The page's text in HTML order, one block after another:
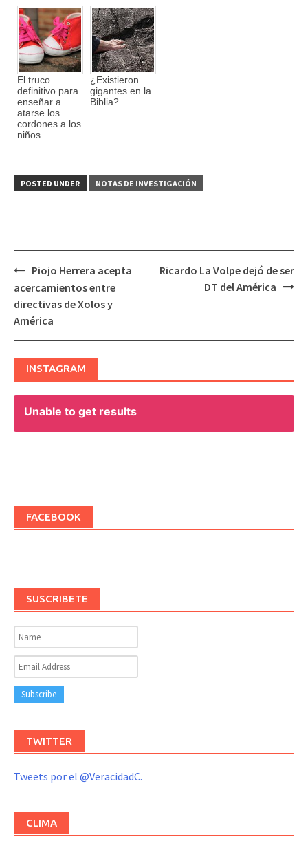
El truco
definitivo para
enseñar a
atarse los
cordones a los
niños
¿Existieron
gigantes en la
Biblia?
POSTED UNDER NOTAS DE INVESTIGACIÓN
Post
navigation
Piojo Herrera acepta
acercamientos entre
directivas de Xolos y
América
Ricardo La Volpe dejó de ser
DT del América
INSTAGRAM
Unable to get results
FACEBOOK
SUSCRIBETE
TWITTER
Tweets por el @VeracidadC.
CLIMA